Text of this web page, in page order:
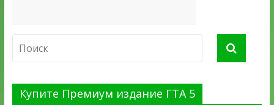
Купите Премиум издание ГТА 5